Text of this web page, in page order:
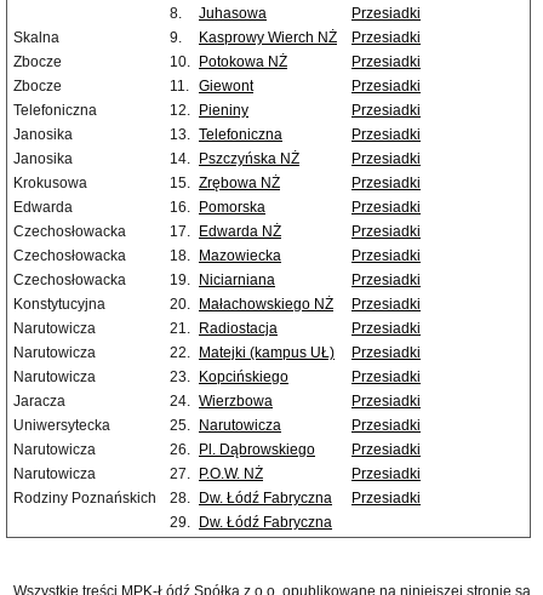
8.
Juhasowa
Przesiadki
Skalna
9. Kasprowy Wierch NŻ
Przesiadki
Zbocze
10. Potokowa NŻ
Przesiadki
Zbocze
11. Giewont
Przesiadki
Telefoniczna
12. Pieniny
Przesiadki
Janosika
13. Telefoniczna
Przesiadki
Janosika
14. Pszczyńska NŻ
Przesiadki
Krokusowa
15. Zrębowa NŻ
Przesiadki
Edwarda
16. Pomorska
Przesiadki
Czechosłowacka
17. Edwarda NŻ
Przesiadki
Czechosłowacka
18. Mazowiecka
Przesiadki
Czechosłowacka
19. Niciarniana
Przesiadki
Konstytucyjna
20. Małachowskiego NŻ
Przesiadki
Narutowicza
21. Radiostacja
Przesiadki
Narutowicza
22. Matejki (kampus UŁ)
Przesiadki
Narutowicza
23. Kopcińskiego
Przesiadki
Jaracza
24. Wierzbowa
Przesiadki
Uniwersytecka
25. Narutowicza
Przesiadki
Narutowicza
26. Pl. Dąbrowskiego
Przesiadki
Narutowicza
27. P.O.W. NŻ
Przesiadki
Rodziny Poznańskich
28. Dw. Łódź Fabryczna
Przesiadki
29.
Dw. Łódź Fabryczna
Wszystkie treści MPK-Łódź Spółka z o.o. opublikowane na niniejszej stronie są